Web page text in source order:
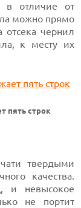
в отличие от
можно прямо
отсека чернил
к месту их
пять строк
твердыми
качества.
и невысокое
не портит